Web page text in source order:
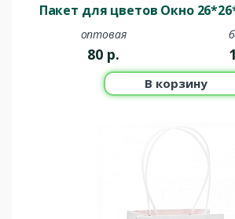
Пакет для цветов Окно
оптовая
80 р.
В корзину